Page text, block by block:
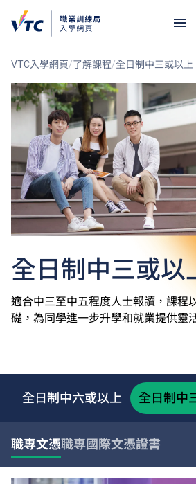
VTC入學網頁 了解課程 全日制中三或以上
全日制中三或以
適合中三至中五程度人士報讀，課程
礎，為同學進一步升學和就業提供靈
全日制中六或以上 全日制中
職專文憑職專國際文憑證書